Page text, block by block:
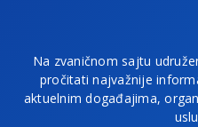
Na zvaničnom sajtu
pročitati najvažnije
aktuelnim događajima,